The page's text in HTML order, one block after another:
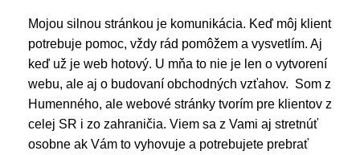
Mojou silnou stránkou je komunikácia. Keď môj klient
potrebuje pomoc, vždy rád pomôžem a vysvetlím. Aj
keď už je web hotový. U mňa to nie je len o vytvorení
webu, ale aj o budovaní obchodných vzťahov. Som z
Humenného, ale webové stránky tvorím pre klientov z
celej SR i zo zahraničia. Viem sa z Vami aj stretnúť
osobne ak Vám to vyhovuje a potrebujete prebrať